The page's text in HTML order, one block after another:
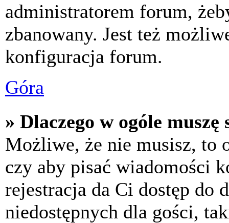
administratorem forum,
zbanowany. Jest też
konfiguracja forum.
Góra
» Dlaczego w ogóle
Możliwe, że nie musisz, to
czy aby pisać wiadomości
rejestracja da Ci dostęp do
niedostępnych dla gości,